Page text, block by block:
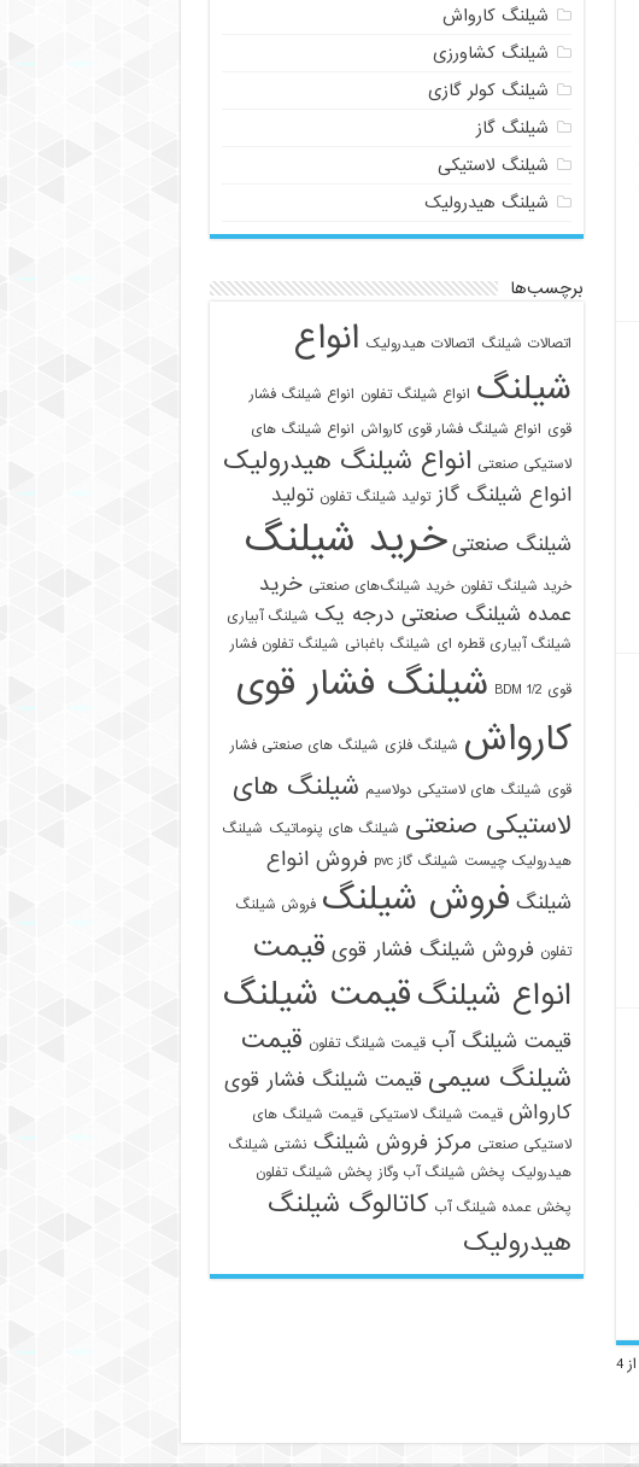
شیلنگ کارواش
شیلنگ کشاورزی
شیلنگ کولر گازی
شیلنگ گاز
شیلنگ لاستیکی
شیلنگ هیدرولیک
برچسب‌ها
اتصالات شیلنگ اتصالات هیدرولیک انواع
شیلنگ انواع شیلنگ تفلون انواع شیلنگ فشار
قوی انواع شیلنگ فشار قوی کارواش انواع شیلنگ های
لاستیکی صنعتی انواع شیلنگ هیدرولیک
انواع شیلنگ گاز تولید شیلنگ تفلون تولید
شیلنگ صنعتی خرید شیلنگ
خرید شیلنگ تفلون خرید شیلنگ‌های صنعتی خرید
عمده شیلنگ صنعتی درجه یک شیلنگ آبیاری
شیلنگ آبیاری قطره ای شیلنگ باغبانی شیلنگ تفلون فشار
قوی 1/2 BDM
شیلنگ فشار قوی
کارواش شیلنگ فلزی شیلنگ های صنعتی فشار
قوی شیلنگ های لاستیکی دولاسیم شیلنگ های
لاستیکی صنعتی شیلنگ های پنوماتیک شیلنگ
هیدرولیک چیست شیلنگ گاز pvc
فروش انواع
شیلنگ فروش شیلنگ فروش شیلنگ
تفلون فروش شیلنگ فشار قوی قیمت
انواع شیلنگقیمت شیلنگ
قیمت شیلنگ آب قیمت شیلنگ تفلون قیمت
شیلنگ سیمی قیمت شیلنگ فشار قوی
کارواش قیمت شیلنگ لاستیکی قیمت شیلنگ های
لاستیکی صنعتی مرکز فروش شیلنگ نشتی شیلنگ
هیدرولیک پخش شیلنگ آب وگاز پخش شیلنگ تفلون
پخش عمده شیلنگ آب کاتالوگ شیلنگ
هیدرولیک